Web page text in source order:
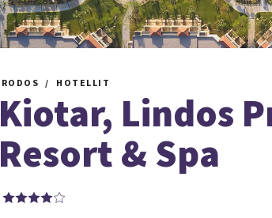
RODOS HOTELLIT
Kiotar, Lindos
Resort & Spa